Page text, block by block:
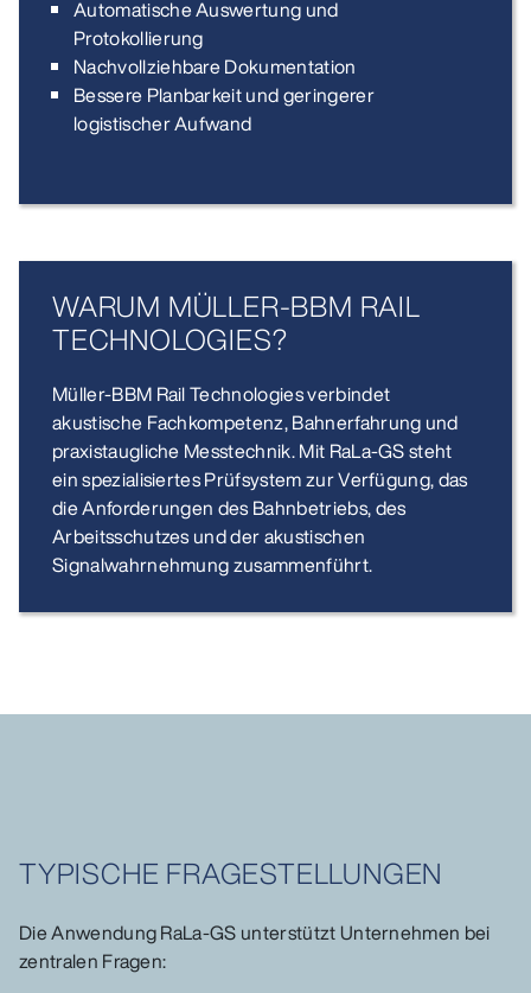
Automatische Auswertung und
Protokollierung
Nachvollziehbare Dokumentation
Bessere Planbarkeit und geringerer
logistischer Aufwand
WARUM MÜLLER-BBM RAIL
TECHNOLOGIES?
Müller-BBM Rail Technologies verbindet
akustische Fachkompetenz, Bahnerfahrung und
praxistaugliche Messtechnik. Mit RaLa-GS steht
ein spezialisiertes Prüfsystem zur Verfügung, das
die Anforderungen des Bahnbetriebs, des
Arbeitsschutzes und der akustischen
Signalwahrnehmung zusammenführt.
TYPISCHE FRAGESTELLUNGEN
Die Anwendung RaLa-GS unterstützt Unternehmen bei
zentralen Fragen: